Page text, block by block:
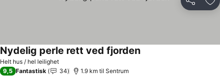
Del
Helt hus / hel leilighet
Nydelig perle rett ved fjorden
9,5 Fantastisk 34 1.9 km til Sentrum